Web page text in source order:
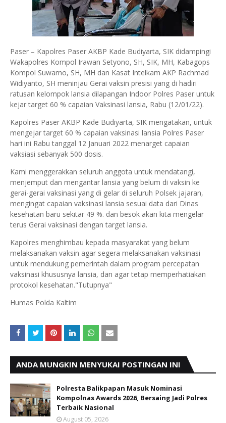
Paser – Kapolres Paser AKBP Kade Budiyarta, SIK didampingi
Wakapolres Kompol Irawan Setyono, SH, SIK, MH, Kabagops
Kompol Suwarno, SH, MH dan Kasat Intelkam AKP Rachmad
Widiyanto, SH meninjau Gerai vaksin presisi yang di hadiri
ratusan kelompok lansia dilapangan Indoor Polres Paser untuk
kejar target 60 % capaian Vaksinasi lansia, Rabu (12/01/22).
Kapolres Paser AKBP Kade Budiyarta, SIK mengatakan, untuk
mengejar target 60 % capaian vaksinasi lansia Polres Paser
hari ini Rabu tanggal 12 Januari 2022 menarget capaian
vaksiasi sebanyak 500 dosis.
Kami menggerakkan seluruh anggota untuk mendatangi,
menjemput dan mengantar lansia yang belum di vaksin ke
gerai-gerai vaksinasi yang di gelar di seluruh Polsek jajaran,
mengingat capaian vaksinasi lansia sesuai data dari Dinas
kesehatan baru sekitar 49 %. dan besok akan kita mengelar
terus Gerai vaksinasi dengan target lansia.
Kapolres menghimbau kepada masyarakat yang belum
melaksanakan vaksin agar segera melaksanakan vaksinasi
untuk mendukung pemerintah dalam program percepatan
vaksinasi khususnya lansia, dan agar tetap memperhatiakan
protokol kesehatan."Tutupnya"
Humas Polda Kaltim
ANDA MUNGKIN MENYUKAI POSTINGAN INI
Polresta Balikpapan Masuk Nominasi
Kompolnas Awards 2026, Bersaing Jadi Polres
Terbaik Nasional
August 05, 2026